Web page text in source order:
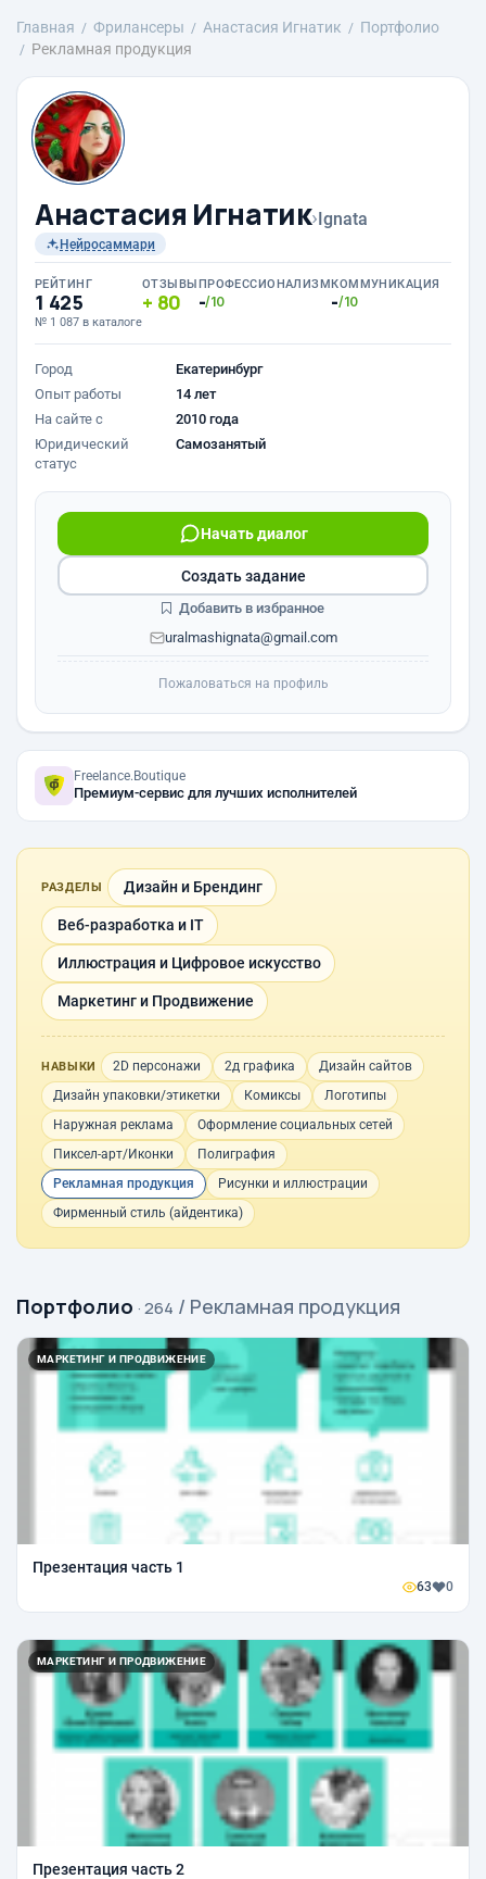
Главная Фрилансеры Анастасия Игнатик
Портфолио
Рекламная продукция
Анастасия Игнатик›Ignata
Нейросаммари
РЕЙТИНГ
1 425
№ 1 087 в каталоге
ОТЗЫВЫ
80
ПРОФЕССИОНАЛИЗМ
-/10
КОММУНИКАЦИЯ
-/10
Город
Екатеринбург
Опыт работы
14 лет
На сайте с
2010 года
Юридический
статус
Самозанятый
Начать диалог
uralmashignata@gmail.com
Создать задание
Добавить в избранное
Пожаловаться на профиль
Freelance.Boutique
Премиум-сервис для лучших исполнителей
РАЗДЕЛЫ Дизайн и Брендинг
Веб-разработка и IT
Иллюстрация и Цифровое искусство
Маркетинг и Продвижение
НАВЫКИ 2D персонажи 2д графика
Дизайн сайтов
Дизайн упаковки/этикетки
Комиксы
Логотипы
Наружная реклама
Оформление социальных сетей
Пиксел-арт/Иконки
Полиграфия
Рекламная продукция
Рисунки и иллюстрации
Фирменный стиль (айдентика)
Портфолио · 264 / Рекламная продукция
МАРКЕТИНГ И ПРОДВИЖЕНИЕ
Презентация часть 1
63 0
МАРКЕТИНГ И ПРОДВИЖЕНИЕ
Презентация часть 2